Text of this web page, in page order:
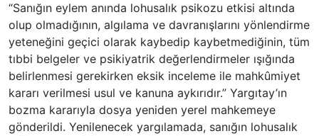
“Sanığın eylem anında lohusalık psikozu etkisi altında
olup olmadığının, algılama ve davranışlarını yönlendirme
yeteneğini geçici olarak kaybedip kaybetmediğinin, tüm
tıbbi belgeler ve psikiyatrik değerlendirmeler ışığında
belirlenmesi gerekirken eksik inceleme ile mahkûmiyet
kararı verilmesi usul ve kanuna aykırıdır.” Yargıtay’ın
bozma kararıyla dosya yeniden yerel mahkemeye
gönderildi. Yenilenecek yargılamada, sanığın lohusalık